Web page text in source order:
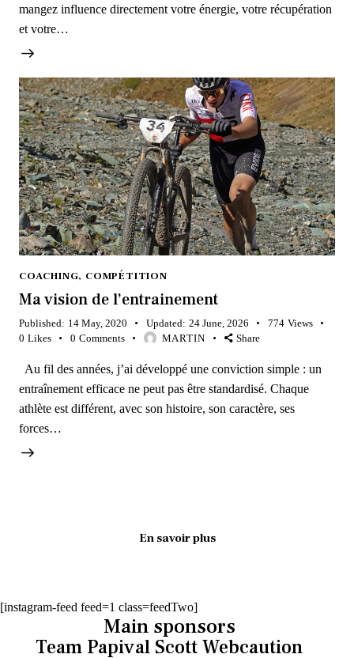
mangez influence directement votre énergie, votre récupération
et votre…
COACHING, COMPÉTITION
Ma vision de l’entrainement
Published: 14 May, 2020 Updated: 24 June, 2026 774 Views
0 Likes 0 Comments MARTIN Share
Au fil des années, j’ai développé une conviction simple : un
entraînement efficace ne peut pas être standardisé. Chaque
athlète est différent, avec son histoire, son caractère, ses
forces…
En savoir plus
[instagram-feed feed=1 class=feedTwo]
Main sponsors
Team Papival Scott Webcaution